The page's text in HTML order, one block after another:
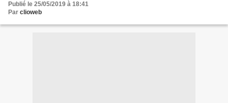
Publié le 25/05/2019 à 18:41
Par clioweb